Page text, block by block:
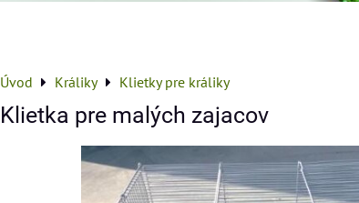
Úvod Králiky Klietky pre králiky
Klietka pre malých zajacov